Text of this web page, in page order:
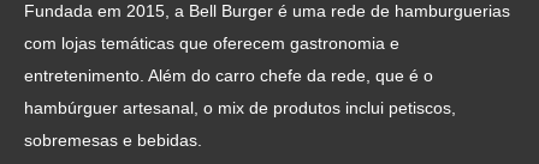
Sucesso
Fundada em 2015, a Bell Burger é uma rede de hamburguerias
com lojas temáticas que oferecem gastronomia e
entretenimento. Além do carro chefe da rede, que é o
hambúrguer artesanal, o mix de produtos inclui petiscos,
sobremesas e bebidas.